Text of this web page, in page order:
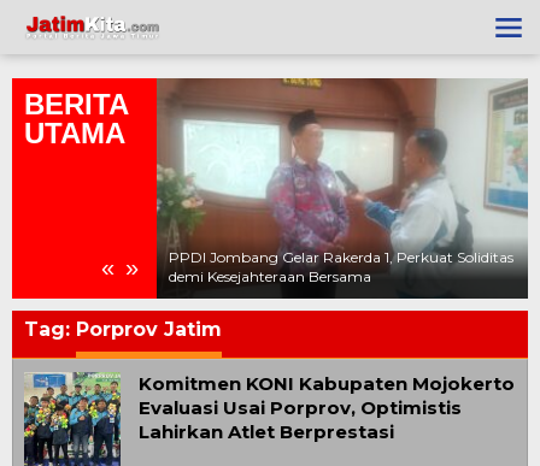
konten
BERITA
UTAMA
« »
PPDI Jombang Gelar Rakerda 1, Perkuat Soliditas
demi Kesejahteraan Bersama
Tag: Porprov Jatim
Komitmen KONI Kabupaten Mojokerto
Evaluasi Usai Porprov, Optimistis
Lahirkan Atlet Berprestasi